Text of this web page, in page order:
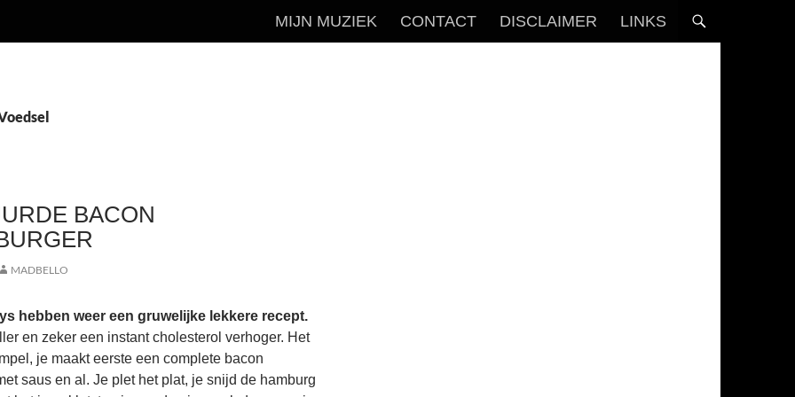
MIJN MUZIEK CONTACT DISCLAIMER LINKS
BACON
MADBELLO
hebben weer een gruwelijke lekkere recept.
en zeker een instant cholesterol verhoger. Het
je maakt eerste een complete bacon
saus en al. Je plet het plat, je snijd de hamburg